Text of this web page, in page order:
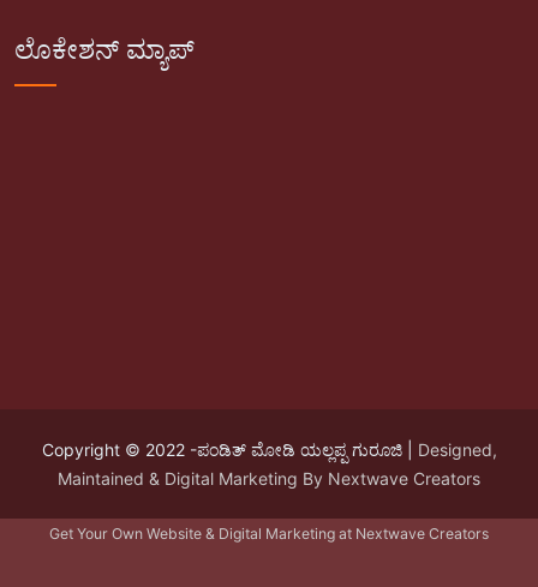
ಲೊಕೇಶನ್ ಮ್ಯಾಪ್
Copyright © 2022 -ಪಂಡಿತ್ ಮೋಡಿ ಯಲ್ಲಪ್ಪ ಗುರೂಜಿ | Designed,
Maintained & Digital Marketing By Nextwave Creators
Get Your Own Website & Digital Marketing at Nextwave Creators